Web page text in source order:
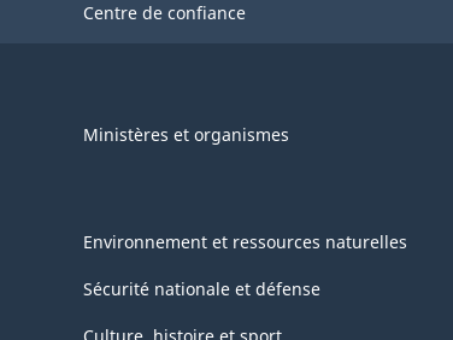
Centre de confiance
Ministères et organismes
Environnement et ressources naturelles
Sécurité nationale et défense
Culture, histoire et sport